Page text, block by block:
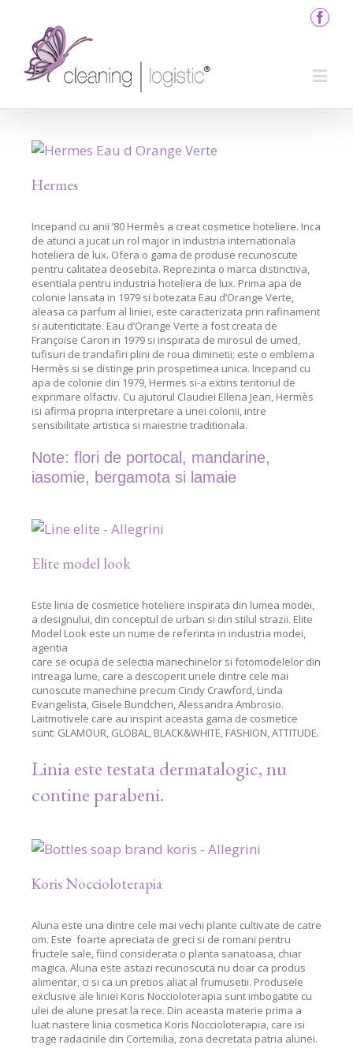
Hermes
Incepand cu anii ’80 Hermès a creat cosmetice hoteliere. Inca
de atunci a jucat un rol major in industria internationala
hoteliera de lux. Ofera o gama de produse recunoscute
pentru calitatea deosebita. Reprezinta o marca distinctiva,
esentiala pentru industria hoteliera de lux. Prima apa de
colonie lansata in 1979 si botezata Eau d’Orange Verte,
aleasa ca parfum al liniei, este caracterizata prin rafinament
si autenticitate. Eau d’Orange Verte a fost creata de
Françoise Caron in 1979 si inspirata de mirosul de umed,
tufisuri de trandafiri plini de roua diminetii; este o emblema
Hermès si se distinge prin prospetimea unica. Incepand cu
apa de colonie din 1979, Hermes si-a extins teritoriul de
exprimare olfactiv. Cu ajutorul Claudiei Ellena Jean, Hermès
isi afirma propria interpretare a unei colonii, intre
sensibilitate artistica si maiestrie traditionala.
Note: flori de portocal, mandarine,
iasomie, bergamota si lamaie
Elite model look
Este linia de cosmetice hoteliere inspirata din lumea modei,
a designului, din conceptul de urban si din stilul strazii. Elite
Model Look este un nume de referinta in industria modei,
agentia
care se ocupa de selectia manechinelor si fotomodelelor din
intreaga lume, care a descoperit unele dintre cele mai
cunoscute manechine precum Cindy Crawford, Linda
Evangelista, Gisele Bundchen, Alessandra Ambrosio.
Laitmotivele care au inspirit aceasta gama de cosmetice
sunt: GLAMOUR, GLOBAL, BLACK&WHITE, FASHION, ATTITUDE.
Linia este testata dermatalogic, nu
contine parabeni.
Koris Noccioloterapia
Aluna este una dintre cele mai vechi plante cultivate de catre
om. Este foarte apreciata de greci si de romani pentru
fructele sale, fiind considerata o planta sanatoasa, chiar
magica. Aluna este astazi recunoscuta nu doar ca produs
alimentar, ci si ca un pretios aliat al frumusetii. Produsele
exclusive ale liniei Koris Noccioloterapia sunt imbogatite cu
ulei de alune presat la rece. Din aceasta materie prima a
luat nastere linia cosmetica Koris Noccioloterapia, care isi
trage radacinile din Cortemilia, zona decretata patria alunei.